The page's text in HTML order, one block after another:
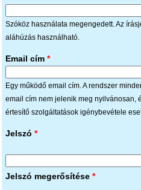
Szóköz használata megengedett. Az
aláhúzás használható.
Email cím *
Egy működő email cím. A rendszer
email cím nem jelenik meg nyilvánosan,
értesítő szolgáltatások igénybevétele
Jelszó *
Jelszó megerősítése *